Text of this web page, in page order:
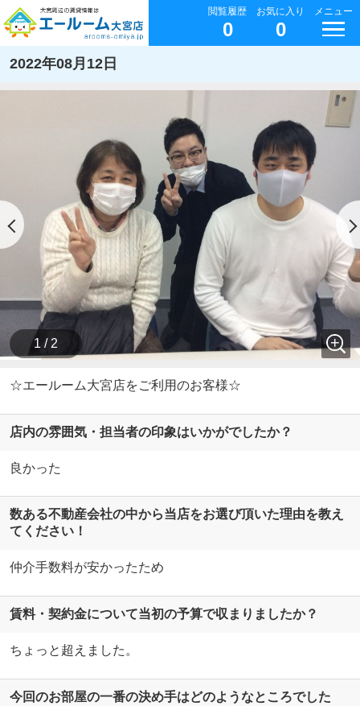
閲覧履歴
0
お気に入り
0
メニュー
2022年08月12日
1 / 2
☆エールーム大宮店をご利用のお客様☆
店内の雰囲気・担当者の印象はいかがでしたか？
良かった
数ある不動産会社の中から当店をお選び頂いた理由を教え
てください！
仲介手数料が安かったため
賃料・契約金について当初の予算で収まりましたか？
ちょっと超えました。
今回のお部屋の一番の決め手はどのようなところでした